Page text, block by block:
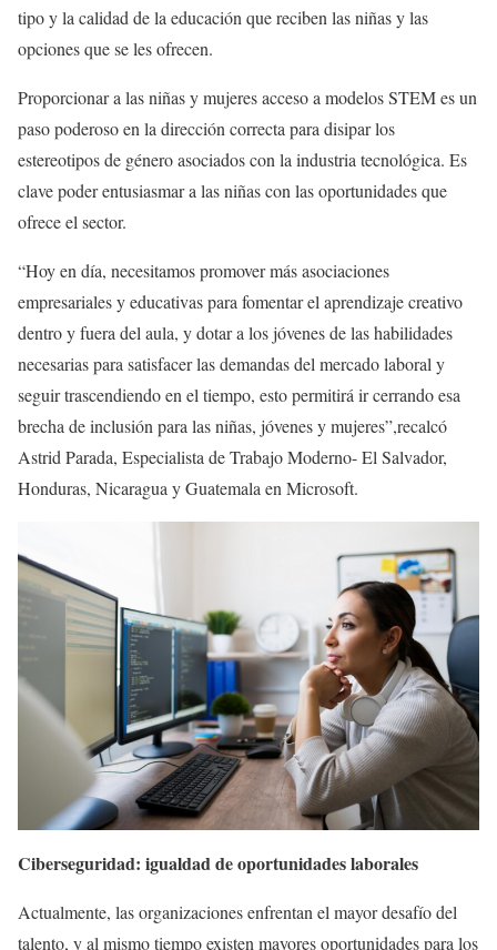
tipo y la calidad de la educación que reciben las niñas y las
opciones que se les ofrecen.
Proporcionar a las niñas y mujeres acceso a modelos STEM es un
paso poderoso en la dirección correcta para disipar los
estereotipos de género asociados con la industria tecnológica. Es
clave poder entusiasmar a las niñas con las oportunidades que
ofrece el sector.
“Hoy en día, necesitamos promover más asociaciones
empresariales y educativas para fomentar el aprendizaje creativo
dentro y fuera del aula, y dotar a los jóvenes de las habilidades
necesarias para satisfacer las demandas del mercado laboral y
seguir trascendiendo en el tiempo, esto permitirá ir cerrando esa
brecha de inclusión para las niñas, jóvenes y mujeres”,recalcó
Astrid Parada, Especialista de Trabajo Moderno- El Salvador,
Honduras, Nicaragua y Guatemala en Microsoft.
Ciberseguridad: igualdad de oportunidades laborales
Actualmente, las organizaciones enfrentan el mayor desafío del
talento, y al mismo tiempo existen mayores oportunidades para los